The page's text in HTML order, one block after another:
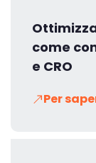
come
e CRO
Per